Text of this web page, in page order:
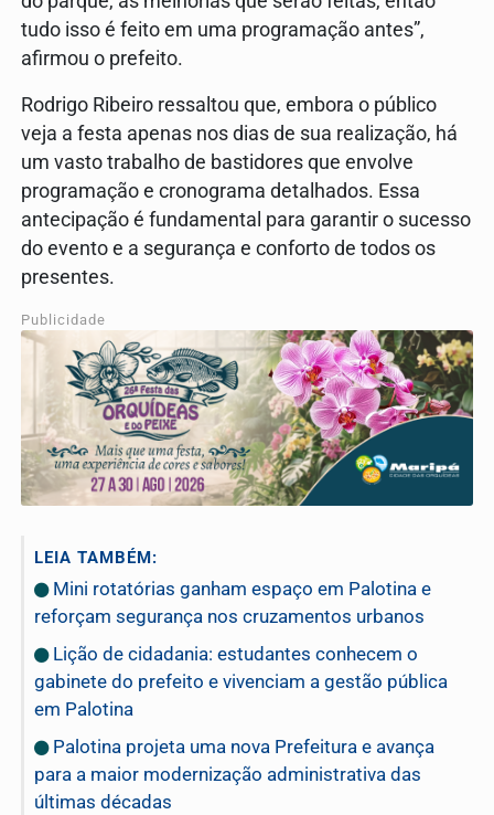
tudo isso é feito em uma programação antes”,
afirmou o prefeito.
Rodrigo Ribeiro ressaltou que, embora o público
veja a festa apenas nos dias de sua realização, há
um vasto trabalho de bastidores que envolve
programação e cronograma detalhados. Essa
antecipação é fundamental para garantir o sucesso
do evento e a segurança e conforto de todos os
presentes.
Publicidade
LEIA TAMBÉM:
Mini rotatórias ganham espaço em Palotina e
reforçam segurança nos cruzamentos urbanos
Lição de cidadania: estudantes conhecem o
gabinete do prefeito e vivenciam a gestão pública
em Palotina
Palotina projeta uma nova Prefeitura e avança
para a maior modernização administrativa das
últimas décadas